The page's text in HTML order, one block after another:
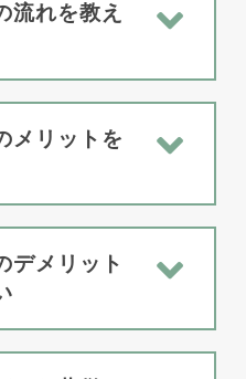
流れを教え
メリットを
デメリット